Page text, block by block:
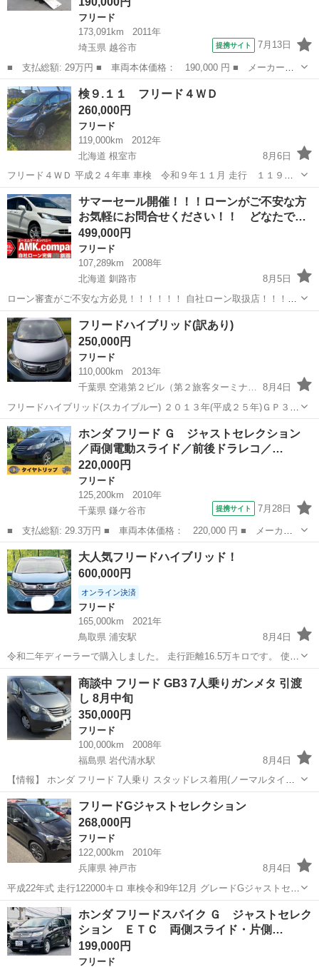
フリード
173,091km
2011年
埼玉県 越谷市
提携サイト 7月13日
■ 支払総額: 29万円 ■ 車両本体価格： 190,000 円 ■ メーカー
名： ホンダ ■ 車種名： フリード ■ グレード名： Ｘ 車いす
仕様車 電動固定装置 キーレス スペアキー ＳＤナビ ＣＤ Ｄ
ＶＤ再生 バック...
埼玉 越谷市
検９.１１ フリード４ＷＤ
260,000円
フリード
119,000km
2012年
北海道 根室市
8月6日
フリード４ＷＤ 平成２４年車 車検 令和９年１１月 走行 １１９，
０００ 外装にサビ数ヶ所ありますがあまり目立たないと思います まだ
まだ乗れる車です！ 詳細はメッセージでお受けします
北海道 根室市 フリード
サマーセール開催！！！ローンがご不安な方
お気軽にお問合せください！！ どなたで…
499,000円
フリード
107,289km
2008年
北海道 釧路市
8月5日
ローン審査がご不安な方必見！！！！！！ 自社ローン取扱店！！！ど
んな方でもローン審査可能！！ ★過去にローンを滞納してしまった
方！！ ★勤続年数が短い方、転職をしたばかりの方！！ ★現在パー
ト、アルバイトなど...
北海道 釧路市 フリード フレックス
フリードハイブリッド(訳あり)
250,000円
フリード
110,000km
2013年
千葉県 空港第２ビル（第２旅客ターミナル）駅
8月4日
フリードハイブリッド(スカイブルー) ２０１３年(平成２５年)ＧＰ３
ガソリン車 ホンダ純正ナビ(走行中テレビ視聴可能) バックカメラ 左側
スライドドア １６インチアルミ タイヤ１８５/５５/１６ ４本(７月購
入/山あり) ...
千葉 香取市 空港第２ビル（第２旅客ターミナル）駅
フリード フリードハイブリッド
ホンダ フリード Ｇ ジャストセレクション
／両側電動スライド／前後ドラレコ／…
220,000円
フリード
125,200km
2010年
千葉県 鎌ケ谷市
提携サイト 7月28日
■ 支払総額: 29.3万円 ■ 車両本体価格： 220,000 円 ■ メーカー
名： ホンダ ■ 車種名： フリード ■ グレード名： Ｇ ジャス
トセレクション ／両側電動スライド／前後ドラレコ／ＥＴＣ／バッ
クカメラ／ス...
千葉 鎌ケ谷市 フリード
大人気フリードハイブリッド！
600,000円
オンライン決済
フリード
165,000km
2021年
鳥取県 浦安駅
8月4日
令和二年ディーラーで購入しました。 走行距離16.5万キロです。 使用
中の為、距離伸びますが早いもの勝ちです。
鳥取 東伯郡 浦安駅 フリード フリードハイブリッド
商談中 フリード GB3 7人乗りガンメタ 引渡
し 8月中旬
350,000円
フリード
100,000km
2008年
福島県 岩代清水駅
8月4日
【情報】 ホンダ フリード 7人乗り スタッドレス着用(ノーマルタイヤ
なし) 走行距離 約10万キロ(99800キロ程度) ※若干伸びる可能性ござい
ます。 車検 令和10年2月26日 令和8年度、リサイクル料込の価格と
し...
福島 福島市 岩代清水駅 フリード
フリードGジャストセレクション
268,000円
フリード
122,000km
2010年
兵庫県 神戸市
8月4日
平成22年式 走行122000キロ 車検令和9年12月 グレードGジャストセレ
クション 8人乗り ETC 左側パワースライドドア 外アルミ 特に不具合
はないと思います。 下取り検討します。 リサイクル料金、自動車税込
み
兵庫 神戸市 フリード
ホンダ フリードスパイク Ｇ ジャストセレク
ション ＥＴＣ 両側スライド・片側…
199,000円
フリード